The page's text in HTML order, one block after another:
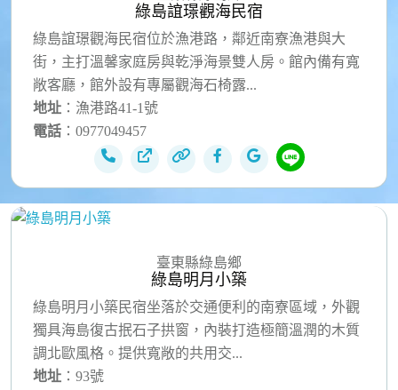
綠島誼璟觀海民宿
綠島誼璟觀海民宿位於漁港路，鄰近南寮漁港與大
街，主打溫馨家庭房與乾淨海景雙人房。館內備有寬
敞客廳，館外設有專屬觀海石椅露...
地址 ：漁港路41-1號
電話 ：0977049457
臺東縣綠島鄉
綠島明月小築
綠島明月小築民宿坐落於交通便利的南寮區域，外觀
獨具海島復古抿石子拱窗，內裝打造極簡溫潤的木質
調北歐風格。提供寬敞的共用交...
地址 ：93號